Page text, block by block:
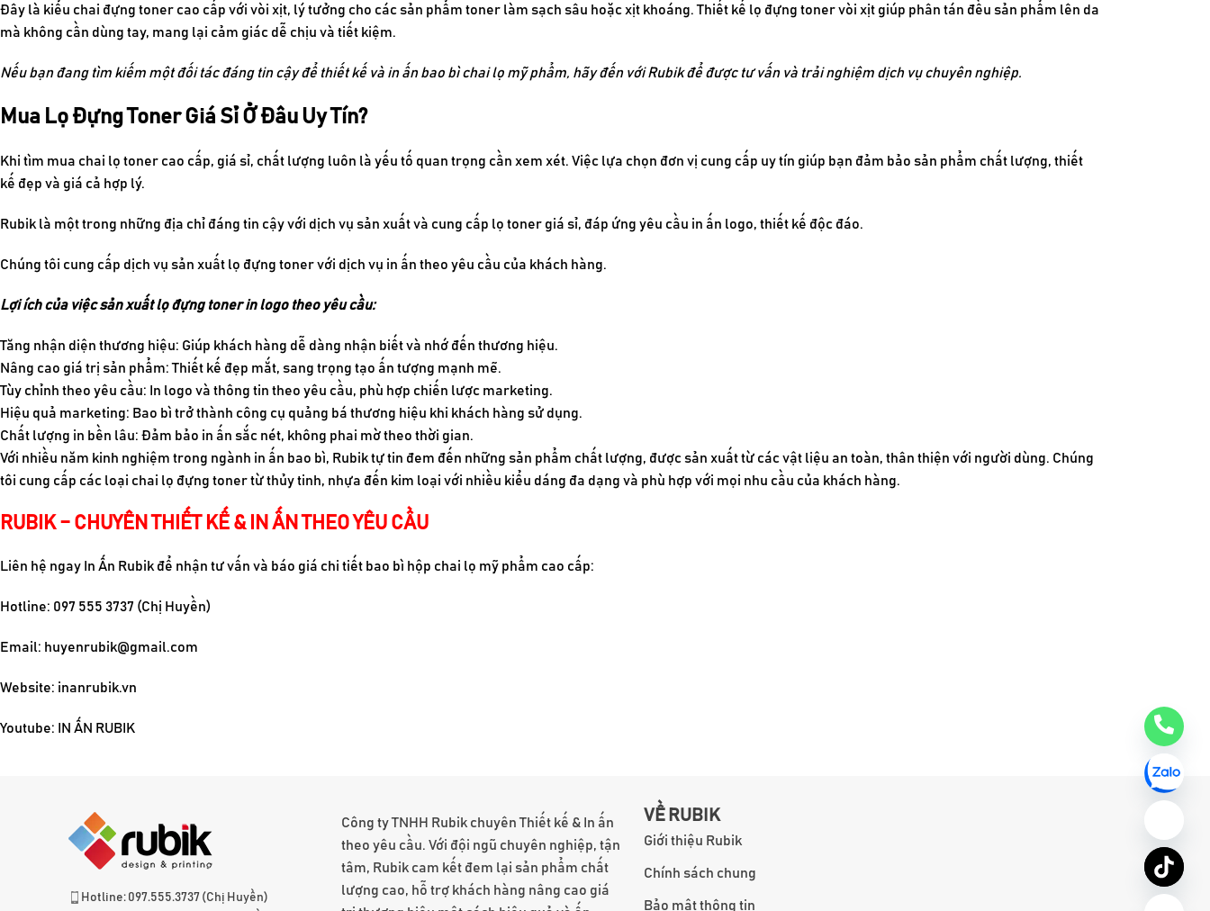
Đây là kiểu chai đựng toner cao cấp với vòi xịt, lý tưởng cho các sản phẩm toner làm sạch sâu hoặc xịt khoáng. Thiết kế lọ đựng toner vòi xịt giúp phân tán đều sản phẩm lên da
mà không cần dùng tay, mang lại cảm giác dễ chịu và tiết kiệm.
Nếu bạn đang tìm kiếm một đối tác đáng tin cậy để thiết kế và in ấn bao bì chai lọ mỹ phẩm, hãy đến với Rubik để được tư vấn và trải nghiệm dịch vụ chuyên nghiệp.
Mua Lọ Đựng Toner Giá Sỉ Ở Đâu Uy Tín?
Khi tìm mua chai lọ toner cao cấp, giá sỉ, chất lượng luôn là yếu tố quan trọng cần xem xét. Việc lựa chọn đơn vị cung cấp uy tín giúp bạn đảm bảo sản phẩm chất lượng, thiết
kế đẹp và giá cả hợp lý.
Rubik là một trong những địa chỉ đáng tin cậy với dịch vụ sản xuất và cung cấp lọ toner giá sỉ, đáp ứng yêu cầu in ấn logo, thiết kế độc đáo.
Chúng tôi cung cấp dịch vụ sản xuất lọ đựng toner với dịch vụ in ấn theo yêu cầu của khách hàng.
Lợi ích của việc sản xuất lọ đựng toner in logo theo yêu cầu:
Tăng nhận diện thương hiệu: Giúp khách hàng dễ dàng nhận biết và nhớ đến thương hiệu.
Nâng cao giá trị sản phẩm: Thiết kế đẹp mắt, sang trọng tạo ấn tượng mạnh mẽ.
Tùy chỉnh theo yêu cầu: In logo và thông tin theo yêu cầu, phù hợp chiến lược marketing.
Hiệu quả marketing: Bao bì trở thành công cụ quảng bá thương hiệu khi khách hàng sử dụng.
Chất lượng in bền lâu: Đảm bảo in ấn sắc nét, không phai mờ theo thời gian.
Với nhiều năm kinh nghiệm trong ngành in ấn bao bì, Rubik tự tin đem đến những sản phẩm chất lượng, được sản xuất từ các vật liệu an toàn, thân thiện với người dùng. Chúng
tôi cung cấp các loại chai lọ đựng toner từ thủy tinh, nhựa đến kim loại với nhiều kiểu dáng đa dạng và phù hợp với mọi nhu cầu của khách hàng.
RUBIK – CHUYÊN THIẾT KẾ & IN ẤN THEO YÊU CẦU
Liên hệ ngay In Ấn Rubik để nhận tư vấn và báo giá chi tiết bao bì hộp chai lọ mỹ phẩm cao cấp:
Hotline: 097 555 3737 (Chị Huyền)
Email: huyenrubik@gmail.com
Website: inanrubik.vn
Youtube: IN ẤN RUBIK
Hotline: 097.555.3737 (Chị Huyền)
Công ty TNHH Rubik chuyên Thiết kế & In ấn
theo yêu cầu. Với đội ngũ chuyên nghiệp, tận
tâm, Rubik cam kết đem lại sản phẩm chất
lượng cao, hỗ trợ khách hàng nâng cao giá
VỀ RUBIK
Giới thiệu Rubik
Chính sách chung
Bảo mật thông tin